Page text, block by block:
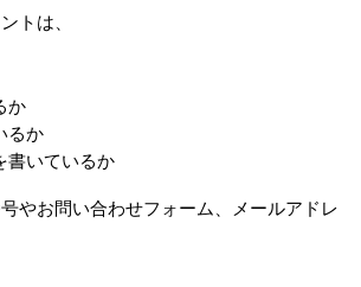
トは、
か
るか
書いているか
やお問い合わせフォーム、メールアドレ